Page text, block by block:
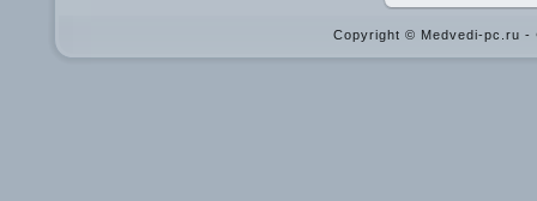
Copyright © Medvedi-pc.ru -